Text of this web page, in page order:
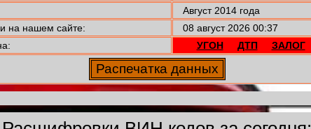
Август 2014 года
на нашем сайте:
08 август 2026 00:37
УГОН ДТП ЗАЛОГ